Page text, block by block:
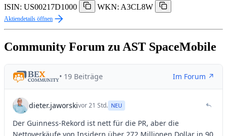
ISIN: US00217D1000
WKN: A3CL8W
Aktiendetails öffnen
Community Forum zu AST SpaceMobile